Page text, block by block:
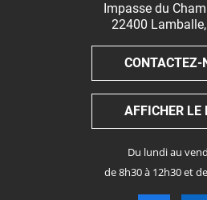
Impasse du
22400 Lamballe,
CONTACTEZ-
AFFICHER LE
Du lundi au
de 8h30 à 12h30 et